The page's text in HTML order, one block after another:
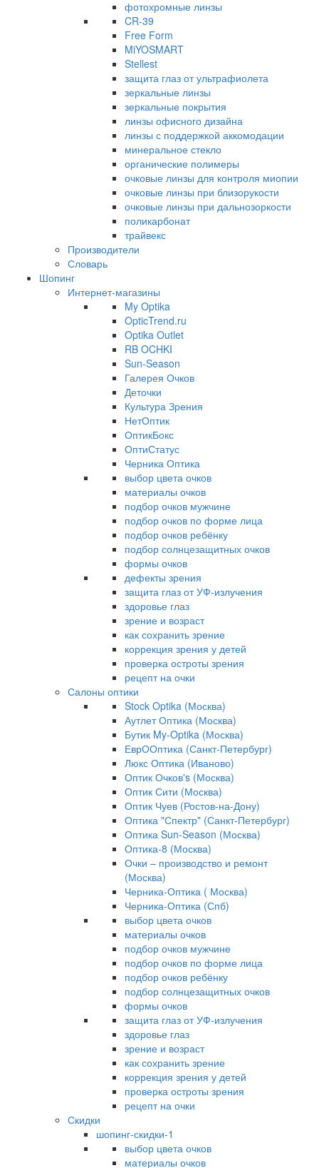
фотохромные линзы
CR-39
Free Form
MiYOSMART
Stellest
защита глаз от ультрафиолета
зеркальные линзы
зеркальные покрытия
линзы офисного дизайна
линзы с поддержкой аккомодации
минеральное стекло
органические полимеры
очковые линзы для контроля миопии
очковые линзы при близорукости
очковые линзы при дальнозоркости
поликарбонат
трайвекс
Производители
Словарь
Шопинг
Интернет-магазины
My Optika
OpticTrend.ru
Optika Outlet
RB OCHKI
Sun-Season
Галерея Очков
Деточки
Культура Зрения
НетОптик
ОптикБокс
ОптиСтатус
Черника Оптика
выбор цвета очков
материалы очков
подбор очков мужчине
подбор очков по форме лица
подбор очков ребёнку
подбор солнцезащитных очков
формы очков
дефекты зрения
защита глаз от УФ-излучения
здоровье глаз
зрение и возраст
как сохранить зрение
коррекция зрения у детей
проверка остроты зрения
рецепт на очки
Салоны оптики
Stock Optika (Москва)
Аутлет Оптика (Москва)
Бутик My-Optika (Москва)
ЕврООптика (Санкт-Петербург)
Люкс Оптика (Иваново)
Оптик Очков's (Москва)
Оптик Сити (Москва)
Оптик Чуев (Ростов-на-Дону)
Оптика "Спектр" (Санкт-Петербург)
Оптика Sun-Season (Москва)
Оптика-8 (Москва)
Очки – производство и ремонт
(Москва)
Черника-Оптика ( Москва)
Черника-Оптика (Спб)
выбор цвета очков
материалы очков
подбор очков мужчине
подбор очков по форме лица
подбор очков ребёнку
подбор солнцезащитных очков
формы очков
защита глаз от УФ-излучения
здоровье глаз
зрение и возраст
как сохранить зрение
коррекция зрения у детей
проверка остроты зрения
рецепт на очки
Скидки
шопинг-скидки-1
выбор цвета очков
материалы очков